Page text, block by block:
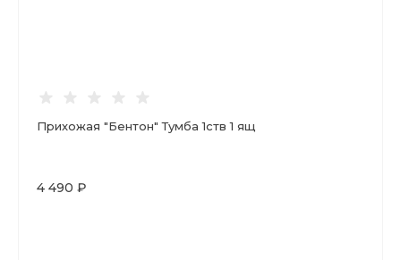
Прихожая "Бентон" Тумба 1ств 1 ящ
4 490 ₽